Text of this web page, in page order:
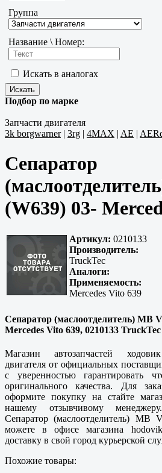
Группа
Название \ Номер:
Искать в аналогах
Подбор по марке
Запчасти двигателя
3k borgwarner| 3rg | 4MAX | AE |
Сепаратор
(W639) 03-
Артикул: 0210133
Производитель:
TruckTec
Аналоги:
Применяемость:
Mercedes Vito 639
Сепаратор (маслоотделитель) MB
Mercedes Vito 639, 0210133
Магазин автозапчастей
двигателя от официальных
с уверенностью гарантировать
оригинального качества. Для
оформите покупку на стайте
нашему отзывчивому
Сепаратор (маслоотделитель) MB
можете в офисе магазина
доставку в свой город курьерской
Похожие товары: